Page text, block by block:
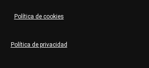
Política de privacidad
Política de cookies